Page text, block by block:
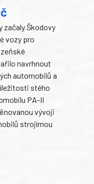
začaly Škodovy
vozy pro
navrhnout
automobilů a
stého
PA-II
vývoji
strojírnou